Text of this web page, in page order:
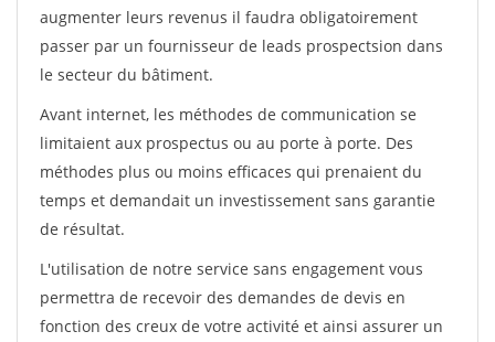
augmenter leurs revenus il faudra obligatoirement
passer par un fournisseur de leads prospectsion dans
le secteur du bâtiment.
Avant internet, les méthodes de communication se
limitaient aux prospectus ou au porte à porte. Des
méthodes plus ou moins efficaces qui prenaient du
temps et demandait un investissement sans garantie
de résultat.
L'utilisation de notre service sans engagement vous
permettra de recevoir des demandes de devis en
fonction des creux de votre activité et ainsi assurer un